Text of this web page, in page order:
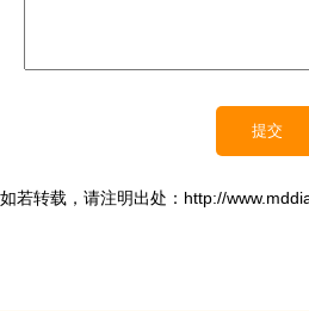
如若转载，请注明出处：http://